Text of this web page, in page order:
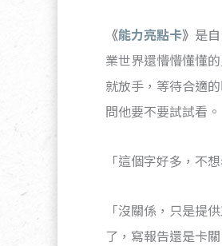
《能力亮點卡》 是
業世界還懵懵懂懂
就放手，等待合適
問他要不要試試看。
「這個字好多，不
「沒關係，只是提
了，寫報告還是卡